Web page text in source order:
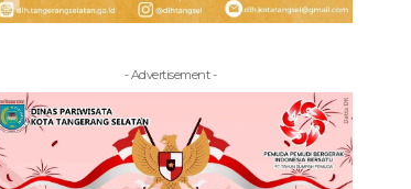
- Advertisement -